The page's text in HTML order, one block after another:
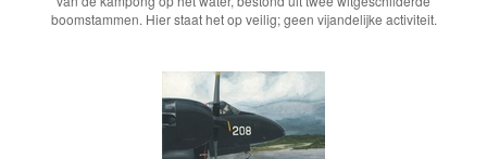
boomstammen. Hier staat het op veilig; geen vijandelijke activiteit.